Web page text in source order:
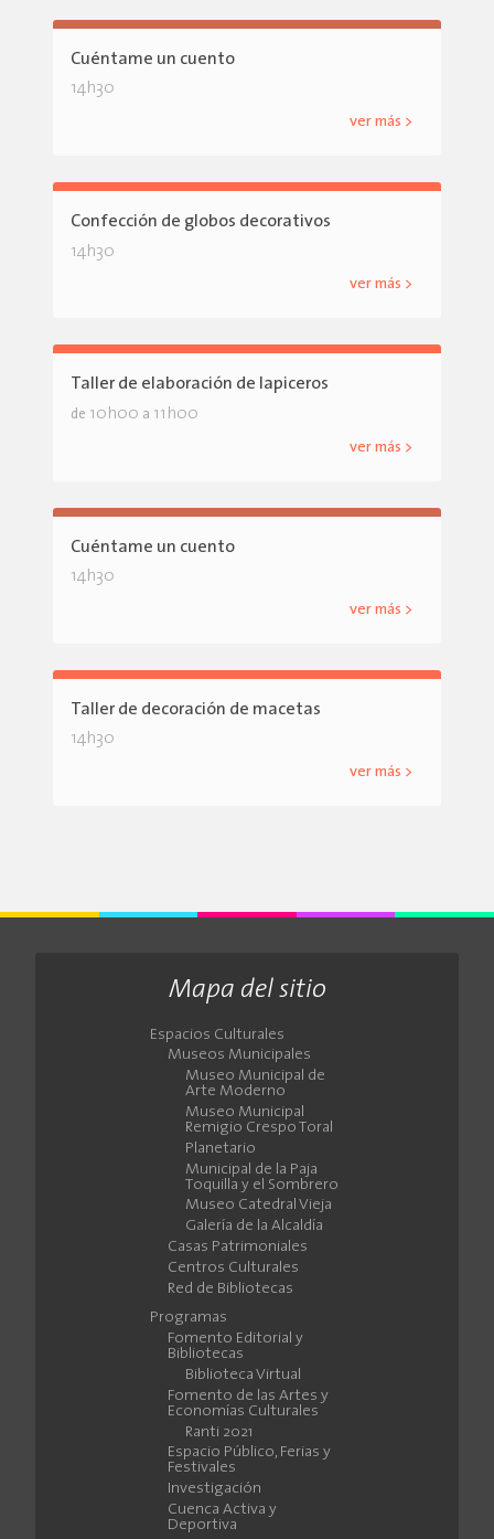
Cuéntame un cuento
14h30
ver más >
Confección de globos decorativos
14h30
ver más >
Taller de elaboración de lapiceros
de 10h00 a 11h00
ver más >
Cuéntame un cuento
14h30
ver más >
Taller de decoración de macetas
14h30
ver más >
Mapa del sitio
Espacios Culturales
Museos Municipales
Museo Municipal de
Arte Moderno
Museo Municipal
Remigio Crespo Toral
Planetario
Municipal de la Paja
Toquilla y el Sombrero
Museo Catedral Vieja
Galería de la Alcaldía
Casas Patrimoniales
Centros Culturales
Red de Bibliotecas
Programas
Fomento Editorial y
Bibliotecas
Biblioteca Virtual
Fomento de las Artes y
Economías Culturales
Ranti 2021
Espacio Público, Ferias y
Festivales
Investigación
Cuenca Activa y
Deportiva